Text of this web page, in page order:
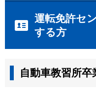
運転免許セ
する方
自動車教習所卒